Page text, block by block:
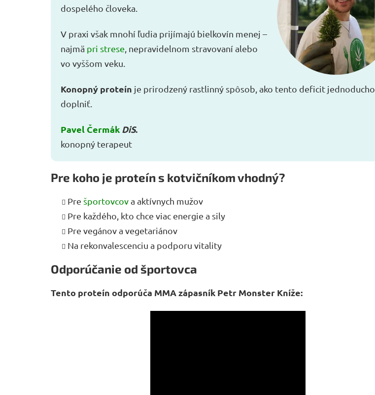
dospelého človeka.
V praxi však mnohí ľudia prijímajú bielkovín menej –
najmä pri strese , nepravidelnom stravovaní alebo
vo vyššom veku.
Konopný proteín je prirodzený rastlinný spôsob, ako tento deficit jednoducho
doplniť.
Pavel Čermák DiS.
konopný terapeut
Pre koho je proteín s kotvičníkom vhodný?
Pre športovcova aktívnych mužov
Pre každého, kto chce viac energie a sily
Pre vegánov a vegetariánov
Na rekonvalescenciu a podporu vitality
Odporúčanie od športovca
Tento proteín odporúča MMA zápasník Petr Monster Kníže: